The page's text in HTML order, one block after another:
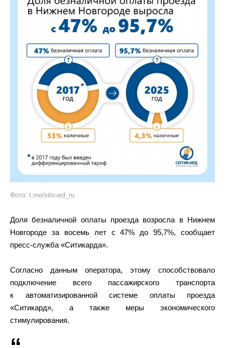
Фото: t.me/siticard_ru
Доля безналичной оплаты проезда возросла в Нижнем
Новгороде за восемь лет с 47% до 95,7%, сообщает
пресс-служба «Ситикарда».
Согласно данным оператора, этому способствовало
подключение всего пассажирского транспорта
к автоматизированной системе оплаты проезда
«Ситикард», а также меры экономического
стимулирования.